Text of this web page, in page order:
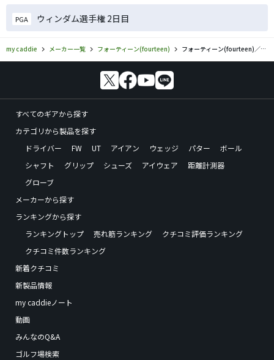
PGA ウィンダム選手権 2日目
my caddie メーカー一覧 フォーティーン(fourteen) フォーティーン(fourteen)／CTのゴルフギアの口コミ評価
すべてのギアから探す
カテゴリから製品を探す
ドライバー
FW UT アイアン ウェッジ パター
ボール
シャフト
グリップ シューズ アイウェア
距離計測器
グローブ
メーカーから探す
ランキングから探す
ランキングトップ
売れ筋ランキング
クチコミ評価ランキング
クチコミ件数ランキング
新着クチコミ
新製品情報
my caddieノート
動画
みんなのQ&A
ゴルフ場検索